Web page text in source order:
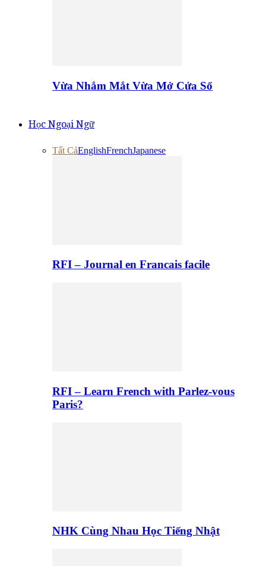
Vừa Nhắm Mắt Vừa Mở Cửa Sổ
Học Ngoại Ngữ
Tất CảEnglishFrenchJapanese
RFI – Journal en Francais facile
RFI – Learn French with Parlez-vous
Paris?
NHK Cùng Nhau Học Tiếng Nhật